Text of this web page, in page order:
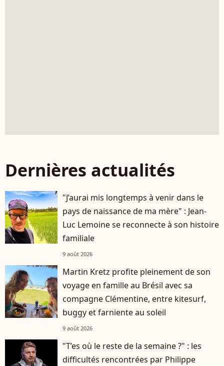
Dernières actualités
"J’aurai mis longtemps à venir dans le
pays de naissance de ma mère" : Jean-
Luc Lemoine se reconnecte à son histoire
familiale
9 août 2026
Martin Kretz profite pleinement de son
voyage en famille au Brésil avec sa
compagne Clémentine, entre kitesurf,
buggy et farniente au soleil
9 août 2026
"T’es où le reste de la semaine ?" : les
difficultés rencontrées par Philippe